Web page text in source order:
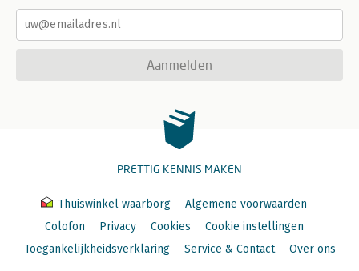
Aanmelden
PRETTIG KENNIS MAKEN
Thuiswinkel waarborg
Algemene voorwaarden
Colofon
Privacy Cookies
Cookie instellingen
Toegankelijkheidsverklaring
Service & Contact Over ons